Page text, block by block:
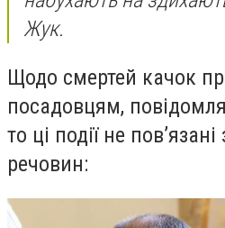
Жук.
Щодо смертей качок
посадовцям,
то ці події не
речовин: